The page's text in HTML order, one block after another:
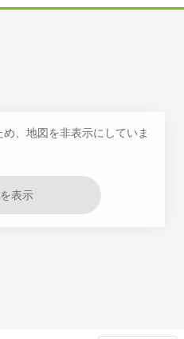
、地図を非表示にしていま
表示